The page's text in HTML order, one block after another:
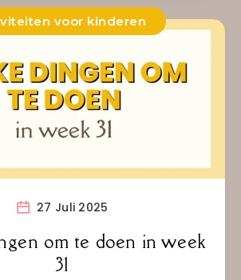
voor kinderen
27 Juli 2025
om te doen in week
31